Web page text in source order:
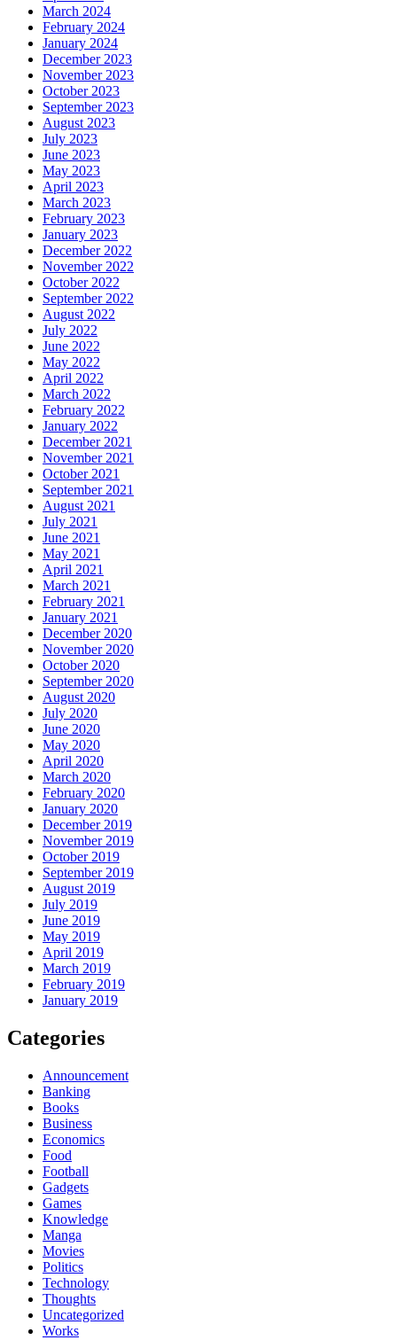
March 2024
February 2024
January 2024
December 2023
November 2023
October 2023
September 2023
August 2023
July 2023
June 2023
May 2023
April 2023
March 2023
February 2023
January 2023
December 2022
November 2022
October 2022
September 2022
August 2022
July 2022
June 2022
May 2022
April 2022
March 2022
February 2022
January 2022
December 2021
November 2021
October 2021
September 2021
August 2021
July 2021
June 2021
May 2021
April 2021
March 2021
February 2021
January 2021
December 2020
November 2020
October 2020
September 2020
August 2020
July 2020
June 2020
May 2020
April 2020
March 2020
February 2020
January 2020
December 2019
November 2019
October 2019
September 2019
August 2019
July 2019
June 2019
May 2019
April 2019
March 2019
February 2019
January 2019
Categories
Announcement
Banking
Books
Business
Economics
Food
Football
Gadgets
Games
Knowledge
Manga
Movies
Politics
Technology
Thoughts
Uncategorized
Works